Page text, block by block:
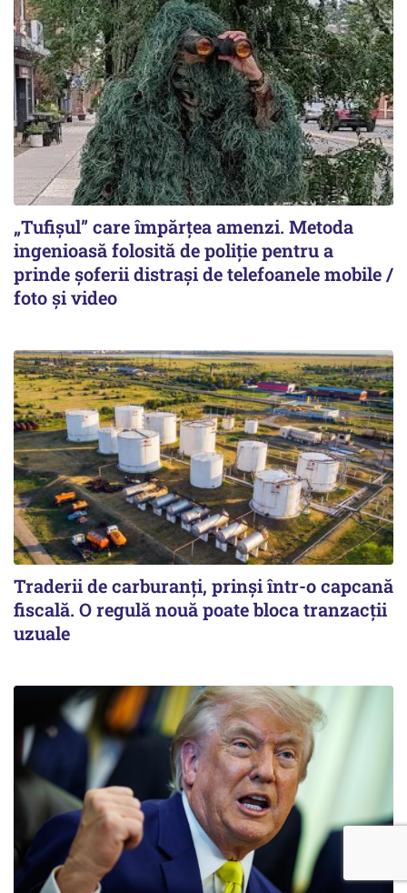
„Tufișul” care împărțea amenzi. Metoda
ingenioasă folosită de poliție pentru a
prinde șoferii distrași de telefoanele mobile /
foto și video
Traderii de carburanți, prinși într-o capcană
fiscală. O regulă nouă poate bloca tranzacții
uzuale